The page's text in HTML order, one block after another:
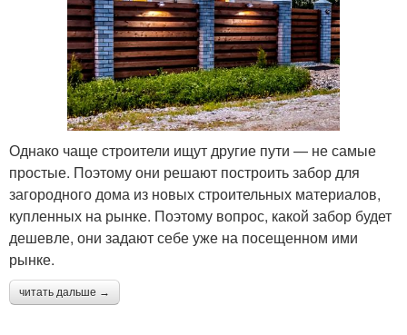
Однако чаще строители ищут другие пути — не самые
простые. Поэтому они решают построить забор для
загородного дома из новых строительных материалов,
купленных на рынке. Поэтому вопрос, какой забор будет
дешевле, они задают себе уже на посещенном ими
рынке.
читать дальше →